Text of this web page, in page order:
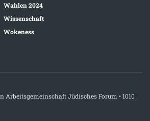
Wahlen 2024
Wissenschaft
Wokeness
Arbeitsgemeinschaft Jüdisches Forum • 1010